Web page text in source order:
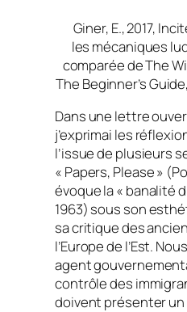
Giner, E., 2017,
les mécaniques
comparée de The
The Beginner’s
Dans une lettre
j’exprimai les
l’issue de plusieurs
« Papers, Please »
évoque la « banalité
1963) sous son
sa critique des
l’Europe de l’Est.
agent
contrôle des
doivent présenter